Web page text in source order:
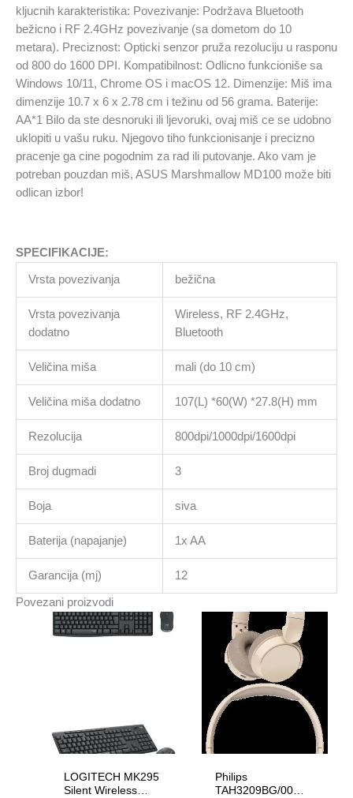
kljucnih karakteristika: Povezivanje: Podržava Bluetooth
bežicno i RF 2.4GHz povezivanje (sa dometom do 10
metara). Preciznost: Opticki senzor pruža rezoluciju u rasponu
od 800 do 1600 DPI. Kompatibilnost: Odlicno funkcioniše sa
Windows 10/11, Chrome OS i macOS 12. Dimenzije: Miš ima
dimenzije 10.7 x 6 x 2.78 cm i težinu od 56 grama. Baterije:
AA*1 Bilo da ste desnoruki ili ljevoruki, ovaj miš ce se udobno
uklopiti u vašu ruku. Njegovo tiho funkcionisanje i precizno
pracenje ga cine pogodnim za rad ili putovanje. Ako vam je
potreban pouzdan miš, ASUS Marshmallow MD100 može biti
odlican izbor!
SPECIFIKACIJE:
Vrsta povezivanja bežična
Vrsta povezivanja
dodatno
Wireless, RF 2.4GHz,
Bluetooth
Veličina miša mali (do 10 cm)
Veličina miša dodatno 107(L) *60(W) *27.8(H) mm
Rezolucija 800dpi/1000dpi/1600dpi
Broj dugmadi 3
Boja siva
Baterija (napajanje) 1x AA
Garancija (mj) 12
Povezani proizvodi
LOGITECH MK295
Silent Wireless
Philips
TAH3209BG/00